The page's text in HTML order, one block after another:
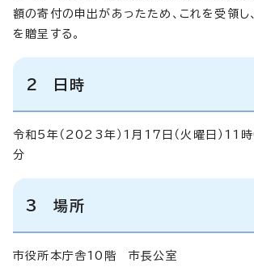
額の寄付の申出があったため、これを受領し
を贈呈する。
2 日時
令和5年（2023年）1月17日（火曜日）11
分
3 場所
市役所本庁舎10階 市長公室